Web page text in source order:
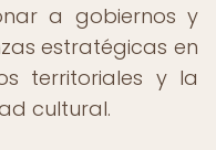
a gobiernos y
estratégicas en
territoriales y la
cultural.